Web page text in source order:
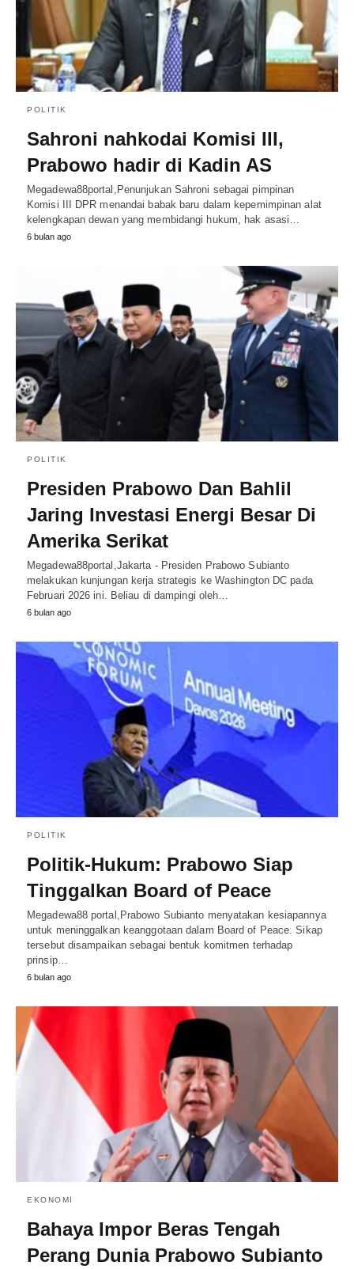
POLITIK
Sahroni nahkodai Komisi III,
Prabowo hadir di Kadin AS
Megadewa88portal,Penunjukan Sahroni sebagai pimpinan
Komisi III DPR menandai babak baru dalam kepemimpinan alat
kelengkapan dewan yang membidangi hukum, hak asasi…
6 bulan ago
POLITIK
Presiden Prabowo Dan Bahlil
Jaring Investasi Energi Besar Di
Amerika Serikat
Megadewa88portal,Jakarta - Presiden Prabowo Subianto
melakukan kunjungan kerja strategis ke Washington DC pada
Februari 2026 ini. Beliau di dampingi oleh…
6 bulan ago
POLITIK
Politik-Hukum: Prabowo Siap
Tinggalkan Board of Peace
Megadewa88 portal,Prabowo Subianto menyatakan kesiapannya
untuk meninggalkan keanggotaan dalam Board of Peace. Sikap
tersebut disampaikan sebagai bentuk komitmen terhadap
prinsip…
6 bulan ago
EKONOMI
Bahaya Impor Beras Tengah
Perang Dunia Prabowo Subianto